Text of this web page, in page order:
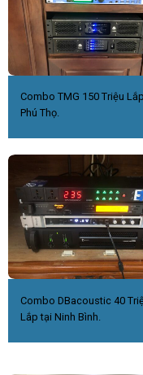
Combo TMG 150 Triệu
Phú Thọ.
Combo DBacoustic 40
Lắp tại Ninh Bình.